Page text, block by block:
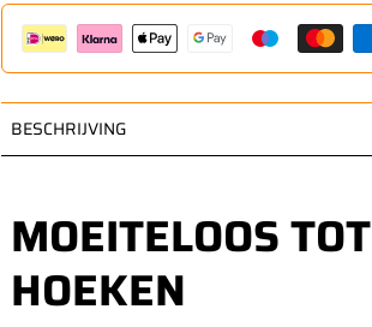
BESCHRIJVING
MOEITELOOS
HOEKEN